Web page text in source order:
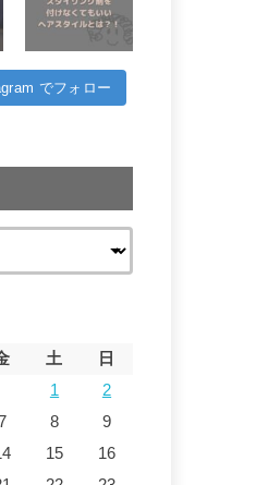
でフォロー
土
日
1
2
8
9
15
16